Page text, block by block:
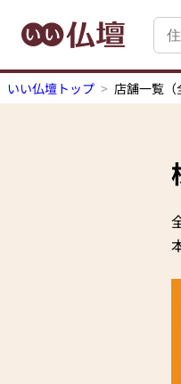
いい仏壇トップ 店舗一覧（